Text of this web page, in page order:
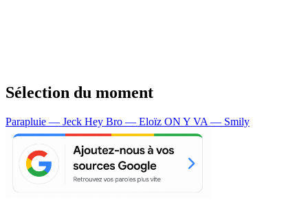
Sélection du moment
Parapluie — Jeck Hey Bro — Eloïz ON Y VA — Smily